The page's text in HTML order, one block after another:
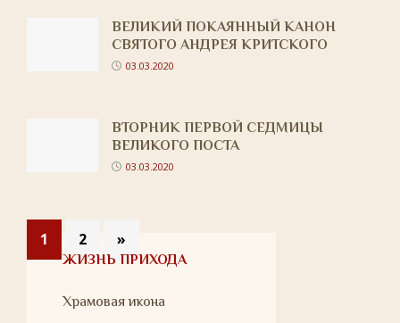
ВЕЛИКИЙ ПОКАЯННЫЙ КАНОН
СВЯТОГО АНДРЕЯ КРИТСКОГО
03.03.2020
ВТОРНИК ПЕРВОЙ СЕДМИЦЫ
ВЕЛИКОГО ПОСТА
03.03.2020
1 2 »
ЖИЗНЬ ПРИХОДА
Храмовая икона